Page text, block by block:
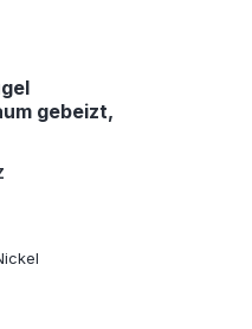
gebeizt,